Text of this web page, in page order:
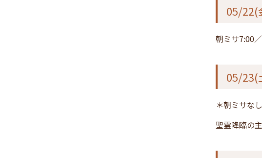
05/22(
朝ミサ7:00
05/23(
＊朝ミサなし
聖霊降臨の